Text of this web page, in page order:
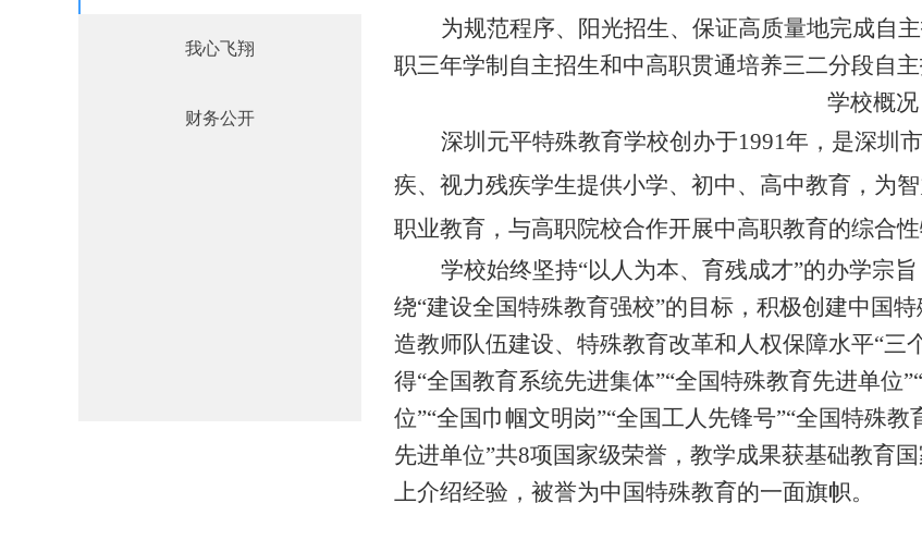
我心飞翔
财务公开
为规范程序、阳光招生、保证高质量地完成自
职三年学制自主招生和中高职贯通培养三二分段自主
学校概况
深圳元平特殊教育学校创办于1991年，是深圳
疾、视力残疾学生提供小学、初中、高中教育，为
职业教育，与高职院校合作开展中高职教育的综合性
学校始终坚持“以人为本、育残成才”的办学宗
绕“建设全国特殊教育强校”的目标，积极创建中国
造教师队伍建设、特殊教育改革和人权保障水平“三
得“全国教育系统先进集体”“全国特殊教育先进单位
位”“全国巾帼文明岗”“全国工人先锋号”“全国特殊
先进单位”共8项国家级荣誉，教学成果获基础教育
上介绍经验，被誉为中国特殊教育的一面旗帜。